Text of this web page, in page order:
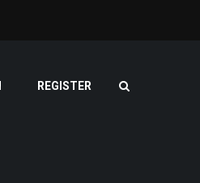
REGISTER